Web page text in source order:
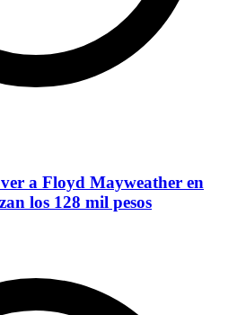
a Floyd Mayweather en
los 128 mil pesos